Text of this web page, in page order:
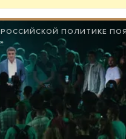
РОССИЙСКОЙ ПОЛИТИКЕ